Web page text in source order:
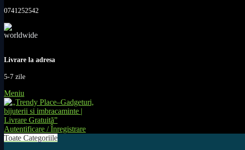
0741252542
Livrare la adresa
5-7 zile
Meniu
Autentificare / Înregistrare
Toate Categoriile